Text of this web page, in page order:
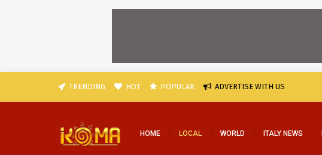
TRENDING HOT POPULAR ADVERTISE WITH US
HOME LOCAL WORLD ITALY NEWS